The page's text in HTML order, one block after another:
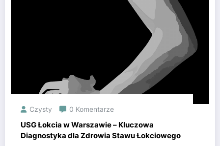
Czysty 0 Komentarze
USG Łokcia w Warszawie – Kluczowa
Diagnostyka dla Zdrowia Stawu Łokciowego